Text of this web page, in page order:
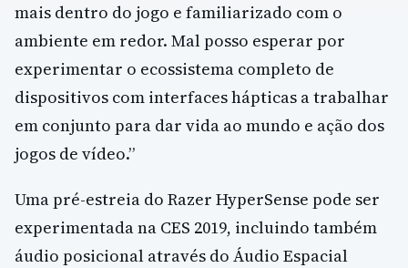
mais dentro do jogo e familiarizado com o
ambiente em redor. Mal posso esperar por
experimentar o ecossistema completo de
dispositivos com interfaces hápticas a trabalhar
em conjunto para dar vida ao mundo e ação dos
jogos de vídeo.”
Uma pré-estreia do Razer HyperSense pode ser
experimentada na CES 2019, incluindo também
áudio posicional através do Áudio Espacial